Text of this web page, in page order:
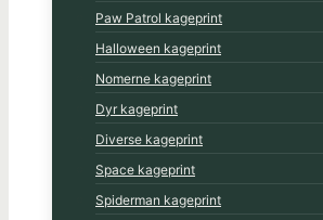
Paw Patrol kageprint
Halloween kageprint
Nomerne kageprint
Dyr kageprint
Diverse kageprint
Space kageprint
Spiderman kageprint